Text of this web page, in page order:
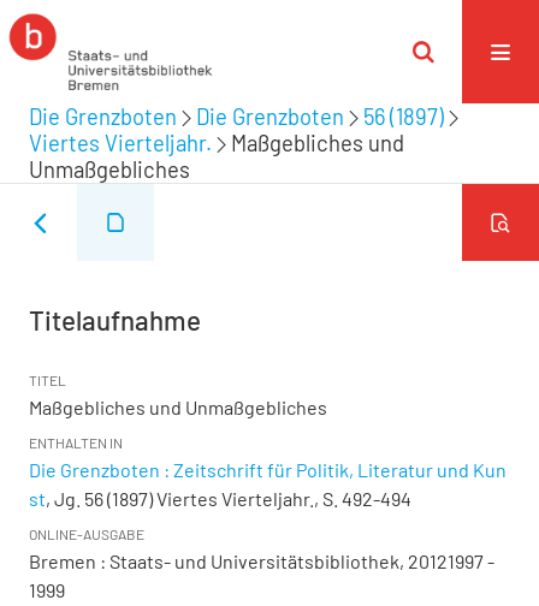
Die Grenzboten Die Grenzboten
56 (1897)
Viertes Vierteljahr.
Maßgebliches und
Unmaßgebliches
Titelaufnahme
TITEL
Maßgebliches und Unmaßgebliches
ENTHALTEN IN
Die Grenzboten : Zeitschrift für Politik, Literatur und Kun
st, Jg. 56 (1897) Viertes Vierteljahr., S. 492-494
ONLINE-AUSGABE
Bremen : Staats- und Universitätsbibliothek, 20121997 -
1999